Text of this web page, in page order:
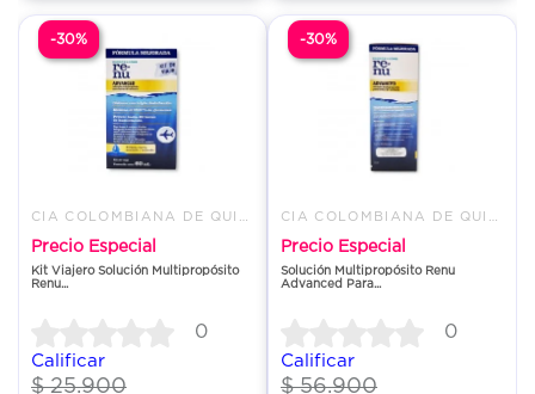
Precio Especial
Kit Viajero Solución Multipropósito
Renu...
0
Calificar
$ 25.900
-30%
Precio Especial
Solución Multipropósito Renu
Advanced Para...
0
Calificar
$ 56.900
-30%